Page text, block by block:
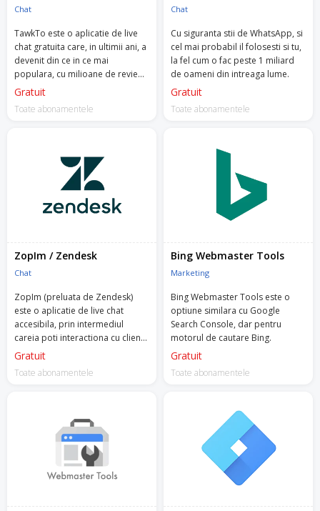
Chat
TawkTo este o aplicatie de live
chat gratuita care, in ultimii ani, a
devenit din ce in ce mai
populara, cu milioane de review-
uri de 5 stele.
Gratuit
Toate abonamentele
Chat
Cu siguranta stii de WhatsApp, si
cel mai probabil il folosesti si tu,
la fel cum o fac peste 1 miliard
de oameni din intreaga lume.
Gratuit
Toate abonamentele
ZopIm / Zendesk
Chat
ZopIm (preluata de Zendesk)
este o aplicatie de live chat
accesibila, prin intermediul
careia poti interactiona cu clientii
tai, poti convinge potentialii
audienta.
Gratuit
Toate abonamentele
Bing Webmaster Tools
Marketing
Bing Webmaster Tools este o
optiune similara cu Google
Search Console, dar pentru
motorul de cautare Bing.
Gratuit
Toate abonamentele